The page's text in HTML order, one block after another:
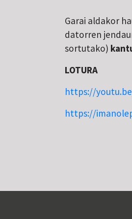
Garai aldakor
datorren
sortutako)
LOTURA
https://
https://